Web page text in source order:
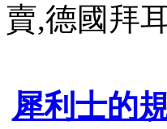
賣,德國拜
犀利士的